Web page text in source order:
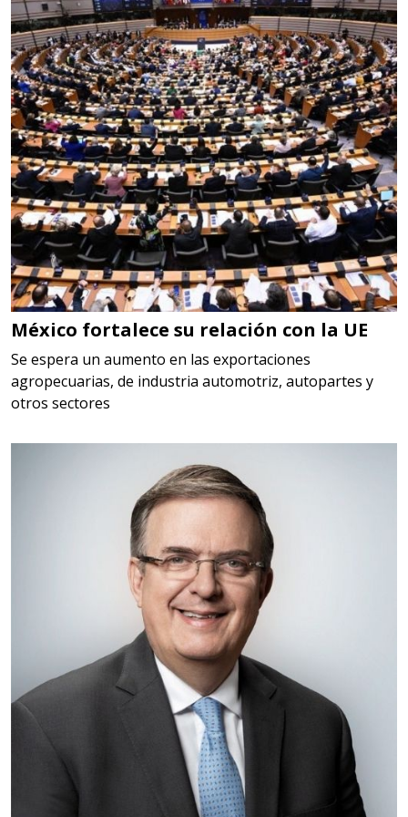
EN MANO
Especificaciones:
cualquiera
Aplicar al Requerimiento
Empresa en Jalisco
Requiere:
LOGÍSTICA
Especificaciones:
cualquiera
Aplicar al Requerimiento
Empresa en Querétaro
Requiere:
HERRAMIENTAS DE CORTE
Especificaciones:
HSS, CON RECUBRIMIENTO,
CARBURO, RIMAS, ENDMILLS,
BROCAS, LIMAS, ETC
Aplicar al Requerimiento
Empresa en Querétaro
HERRAMIENTAS DE TORQUE
TORQUE CONTROLADO,
México fortalece su relación con la UE
Se espera un aumento en las exportaciones
agropecuarias, de industria automotriz, autopartes y
otros sectores